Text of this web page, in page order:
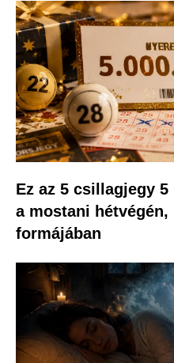
Ez az 5 csillagjegy
a mostani hétvégén,
formájában